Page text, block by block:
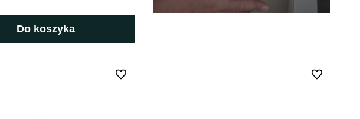
Do koszyka
Do ulubionych Do ulubionych